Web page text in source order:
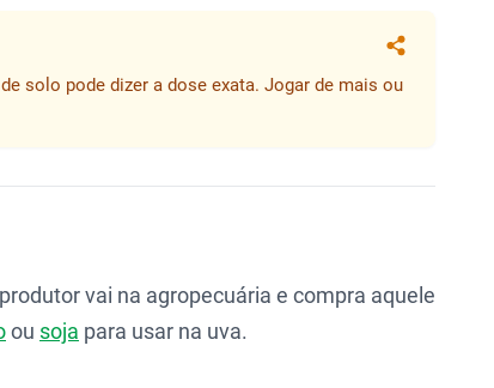
Compartilhar
solo pode dizer a dose exata. Jogar de mais ou
vai na agropecuária e compra aquele
ou soja para usar na uva.